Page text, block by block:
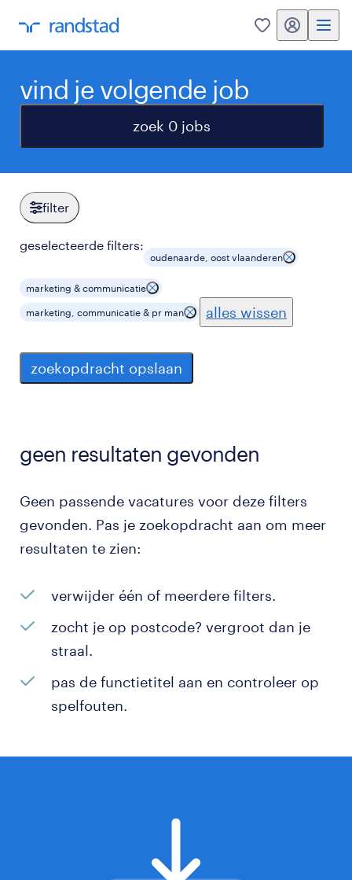
0 my randstad
vind je volgende job
zoek 0 jobs
filter
geselecteerde filters:
oudenaarde, oost vlaanderen
marketing & communicatie
marketing, communicatie & pr man alles wissen
zoekopdracht opslaan
geen resultaten gevonden
Geen passende vacatures voor deze filters
gevonden. Pas je zoekopdracht aan om meer
resultaten te zien:
verwijder één of meerdere filters.
zocht je op postcode? vergroot dan je
straal.
pas de functietitel aan en controleer op
spelfouten.